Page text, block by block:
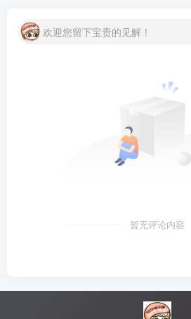
欢迎您留下宝贵的见解！
暂无评论内容